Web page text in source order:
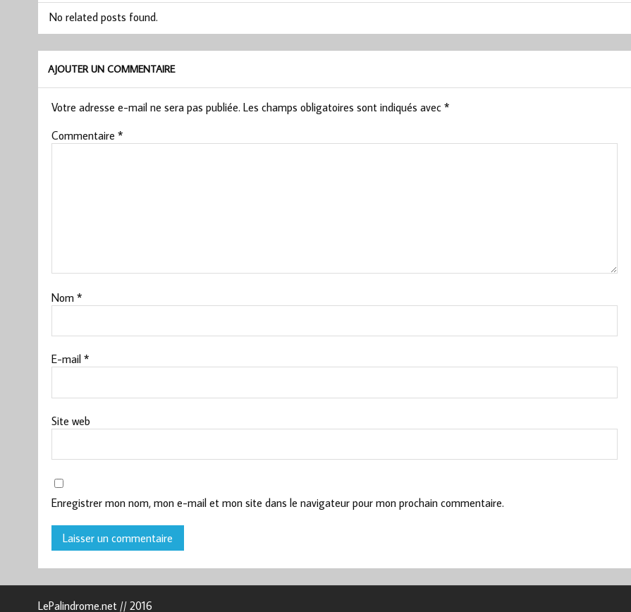
No related posts found.
AJOUTER UN COMMENTAIRE
Votre adresse e-mail ne sera pas publiée. Les champs obligatoires sont indiqués avec *
Commentaire *
Nom *
E-mail *
Site web
Enregistrer mon nom, mon e-mail et mon site dans le navigateur pour mon prochain commentaire.
LePalindrome.net // 2016